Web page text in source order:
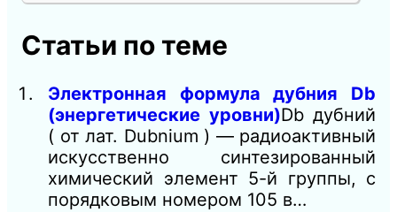
Статьи по теме
Электронная формула дубния Db
(энергетические уровни)Db дубний
( от лат. Dubnium ) — радиоактивный
искусственно синтезированный
химический элемент 5-й группы, с
порядковым номером 105 в…